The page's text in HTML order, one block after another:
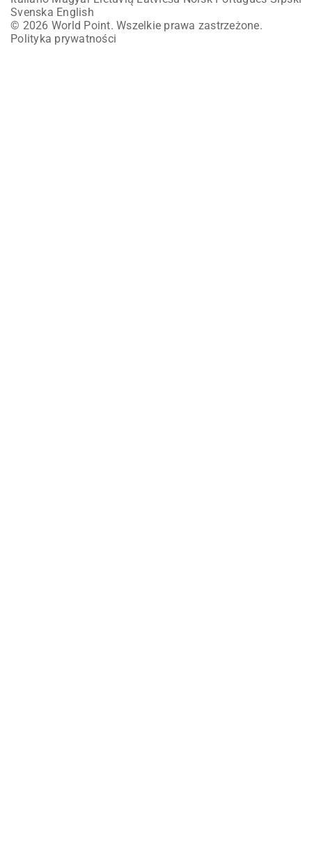
Svenska English
© 2026 World Point. Wszelkie prawa zastrzeżone.
Polityka prywatności